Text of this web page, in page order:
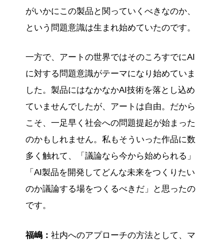
がいかにこの製品と関っていくべきなのか、
という問題意識は生まれ始めていたのです。
一方で、アートの世界ではそのころすでにAI
に対する問題意識がテーマになり始めていま
した。製品にはなかなかAI技術を落とし込め
ていませんでしたが、アートは自由。だから
こそ、一足早く社会への問題提起が始まった
のかもしれません。私もそういった作品に数
多く触れて、「議論なら今から始められる」
「AI製品を開発してどんな未来をつくりたい
のか議論する場をつくるべきだ」と思ったの
です。
福嶋： 社内へのアプローチの方法として、マ